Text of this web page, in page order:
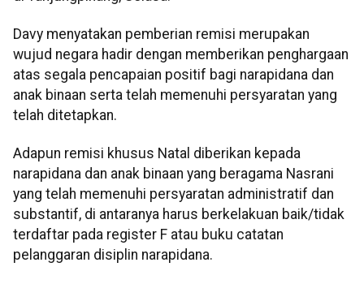
Davy menyatakan pemberian remisi merupakan
wujud negara hadir dengan memberikan penghargaan
atas segala pencapaian positif bagi narapidana dan
anak binaan serta telah memenuhi persyaratan yang
telah ditetapkan.
Adapun remisi khusus Natal diberikan kepada
narapidana dan anak binaan yang beragama Nasrani
yang telah memenuhi persyaratan administratif dan
substantif, di antaranya harus berkelakuan baik/tidak
terdaftar pada register F atau buku catatan
pelanggaran disiplin narapidana.